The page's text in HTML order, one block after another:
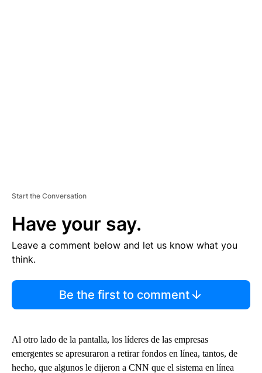
Start the Conversation
Have your say.
Leave a comment below and let us know what you
think.
Be the first to comment
Al otro lado de la pantalla, los líderes de las empresas
emergentes se apresuraron a retirar fondos en línea, tantos, de
hecho, que algunos le dijeron a CNN que el sistema en línea